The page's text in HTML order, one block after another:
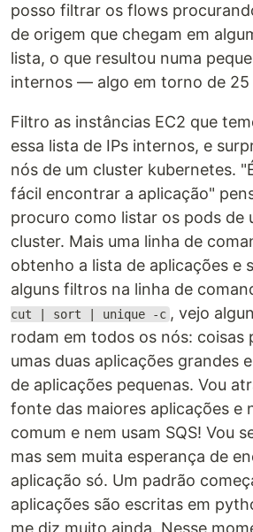
posso filtrar os flows
de origem que chegam em
lista, o que resultou numa
internos — algo em torno de 25
Filtro as instâncias EC2 que
essa lista de IPs internos, e
nós de um cluster kubernetes.
fácil encontrar a aplicação"
procuro como listar os pods de
cluster. Mais uma linha de
obtenho a lista de aplicações e
alguns filtros na linha de
cut | sort | unique -c , vejo
rodam em todos os nós: coisas
umas duas aplicações grandes
de aplicações pequenas. Vou
fonte das maiores aplicações e
comum e nem usam SQS! Vou
mas sem muita esperança de
aplicação só. Um padrão
aplicações são escritas em
me diz muito ainda. Nesse